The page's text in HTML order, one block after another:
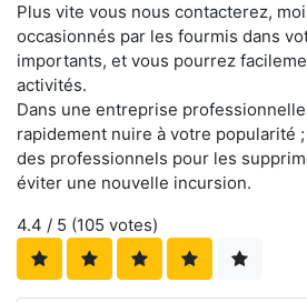
Plus vite vous nous contacterez,
occasionnés par les fourmis dans
importants, et vous pourrez
activités.
Dans une entreprise
rapidement nuire à votre popularité
des professionnels pour les
éviter une nouvelle incursion.
4.4 / 5 (105 votes)